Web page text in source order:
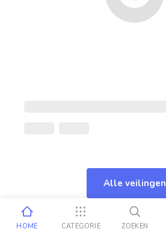
Alle veilingen
HOME CATEGORIE ZOEKEN